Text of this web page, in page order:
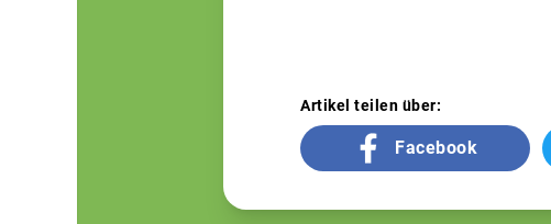
Artikel teilen über:
Facebook